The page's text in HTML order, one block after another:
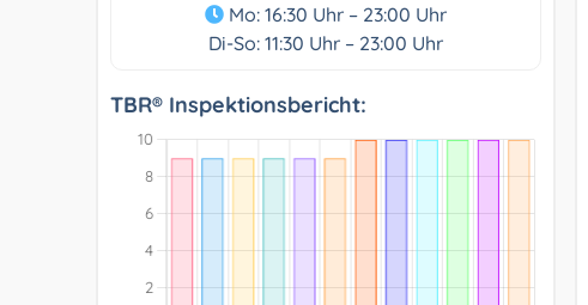
Mo: 16:30 Uhr – 23:00 Uhr
Di-So: 11:30 Uhr – 23:00 Uhr
TBR® Inspektionsbericht: